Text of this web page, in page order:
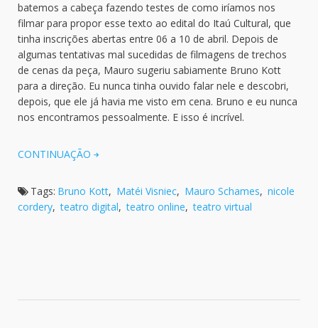
batemos a cabeça fazendo testes de como iríamos nos
filmar para propor esse texto ao edital do Itaú Cultural, que
tinha inscrições abertas entre 06 a 10 de abril. Depois de
algumas tentativas mal sucedidas de filmagens de trechos
de cenas da peça, Mauro sugeriu sabiamente Bruno Kott
para a direção. Eu nunca tinha ouvido falar nele e descobri,
depois, que ele já havia me visto em cena. Bruno e eu nunca
nos encontramos pessoalmente. E isso é incrível.
CONTINUAÇÃO
Tags: Bruno Kott, Matéi Visniec, Mauro Schames, nicole
cordery, teatro digital, teatro online, teatro virtual